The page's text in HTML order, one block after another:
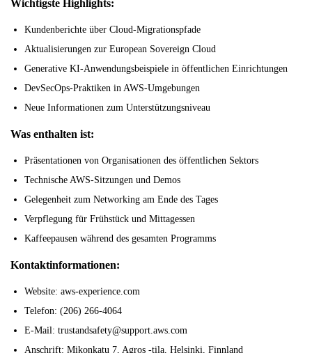
Wichtigste Highlights:
Kundenberichte über Cloud-Migrationspfade
Aktualisierungen zur European Sovereign Cloud
Generative KI-Anwendungsbeispiele in öffentlichen Einrichtungen
DevSecOps-Praktiken in AWS-Umgebungen
Neue Informationen zum Unterstützungsniveau
Was enthalten ist:
Präsentationen von Organisationen des öffentlichen Sektors
Technische AWS-Sitzungen und Demos
Gelegenheit zum Networking am Ende des Tages
Verpflegung für Frühstück und Mittagessen
Kaffeepausen während des gesamten Programms
Kontaktinformationen:
Website: aws-experience.com
Telefon: (206) 266-4064
E-Mail: trustandsafety@support.aws.com
Anschrift: Mikonkatu 7, Agros -tila, Helsinki, Finnland